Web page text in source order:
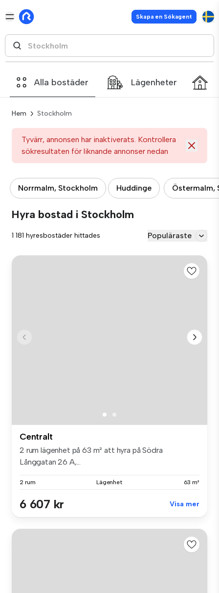
Skapa en Sökagent
Alla bostäder Lägenheter
Hem Stockholm
Tyvärr, annonsen har inaktiverats. Kontrollera
sökresultaten för liknande annonser nedan
Norrmalm, Stockholm Huddinge Östermalm,
Hyra bostad i Stockholm
1 181 hyresbostäder hittades Populäraste
Centralt
2 rum lägenhet på 63 m² att hyra på Södra
Långgatan 26 A,...
2 rum Lägenhet 63 m²
6 607 kr Visa mer